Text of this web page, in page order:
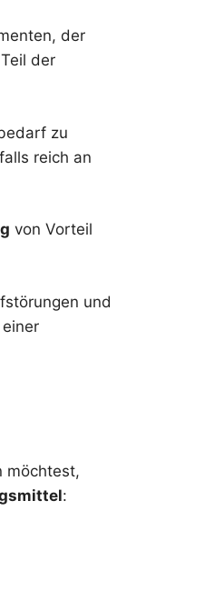
der
der
zu
reich an
von Vorteil
und
möchtest,
: